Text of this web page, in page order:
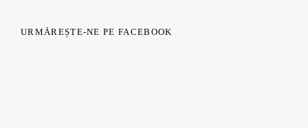
URMĂREȘTE-NE PE FACEBOOK